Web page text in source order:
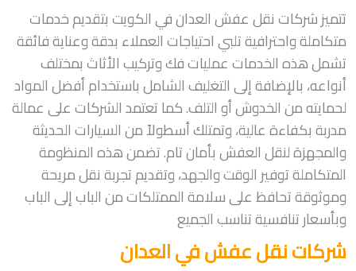
تتميز شركات نقل عفش العدان في الكويت بتقديم خدمات
متكاملة واحترافية تلبي احتياجات العملاء بدقة وعناية فائقة
تشمل هذه الخدمات عمليات فك وتركيب الأثاث بمختلف
أنواعه، بالإضافة إلى التغليف الشامل باستخدام أفضل المواد
لحمايته من الخدوش أو التلف. كما تعتمد الشركات على عمالة
مدربة بكفاءة عالية، وتمتلك أسطولاً من السيارات الحديثة
والمجهزة لنقل العفش بأمان تام. تضمن هذه المنظومة
المتكاملة توفير الوقت والجهد، وتقديم تجربة نقل مريحة
وموثوقة تحافظ على سلامة الممتلكات من الباب إلى الباب
وبأسعار تنافسية تناسب الجميع
شركات نقل عفش في العدان